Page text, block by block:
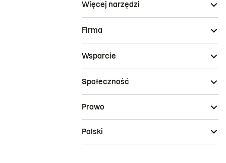
Więcej narzędzi
Firma
Wsparcie
Społeczność
Prawo
Polski